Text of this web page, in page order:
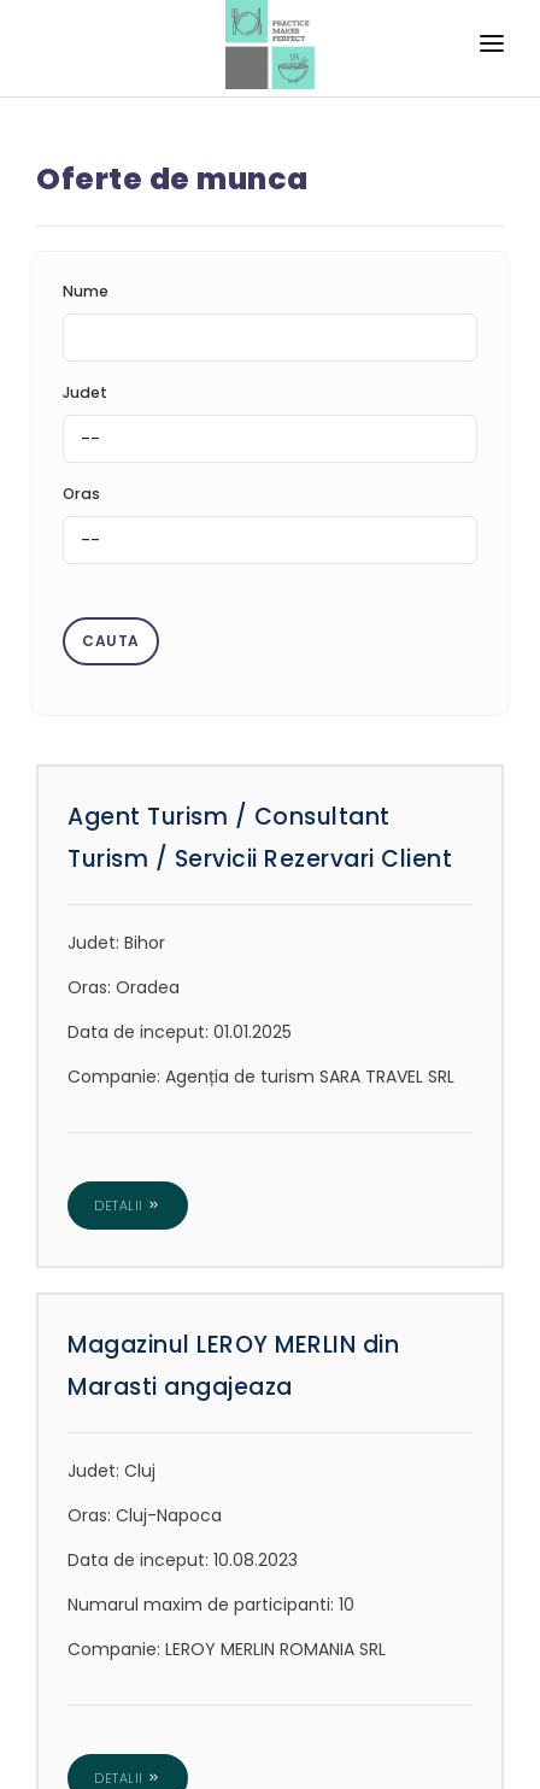
HOME
Oferte de munca
Nume
Judet
Oras
Agent Turism / Consultant
Turism / Servicii Rezervari Client
Judet: Bihor
Oras: Oradea
Data de inceput: 01.01.2025
Companie: Agenția de turism SARA TRAVEL SRL
DETALII
Magazinul LEROY MERLIN din
Marasti angajeaza
Judet: Cluj
Oras: Cluj-Napoca
Data de inceput: 10.08.2023
Numarul maxim de participanti: 10
Companie: LEROY MERLIN ROMANIA SRL
DETALII